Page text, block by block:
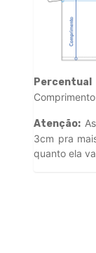
Atenção:
3cm pra
quanto ela